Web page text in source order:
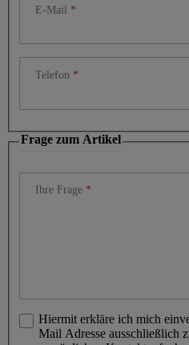
E-Mail
Telefon
Frage zum Artikel
Ihre Frage
Hiermit erkläre ich mich
Mail Adresse ausschließlich